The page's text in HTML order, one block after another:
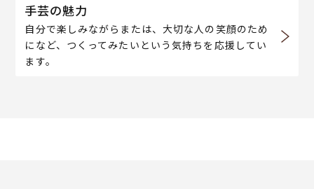
手芸の魅力
自分で楽しみながらまたは、大切な人の笑顔のため
になど、つくってみたいという気持ちを応援してい
ます。